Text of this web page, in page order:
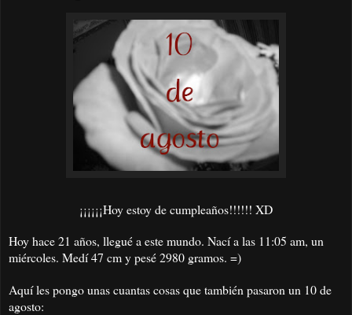
¡¡¡¡¡¡Hoy estoy de cumpleaños!!!!!! XD
Hoy hace 21 años, llegué a este mundo. Nací a las 11:05 am, un
miércoles. Medí 47 cm y pesé 2980 gramos. =)
Aquí les pongo unas cuantas cosas que también pasaron un 10 de
agosto: